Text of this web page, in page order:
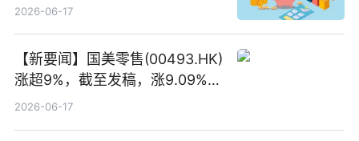
2026-06-17
【新要闻】国美零售(00493.HK)
涨超9%，截至发稿，涨9.09%，
报0.012港元，成交额37.26万港
2026-06-17